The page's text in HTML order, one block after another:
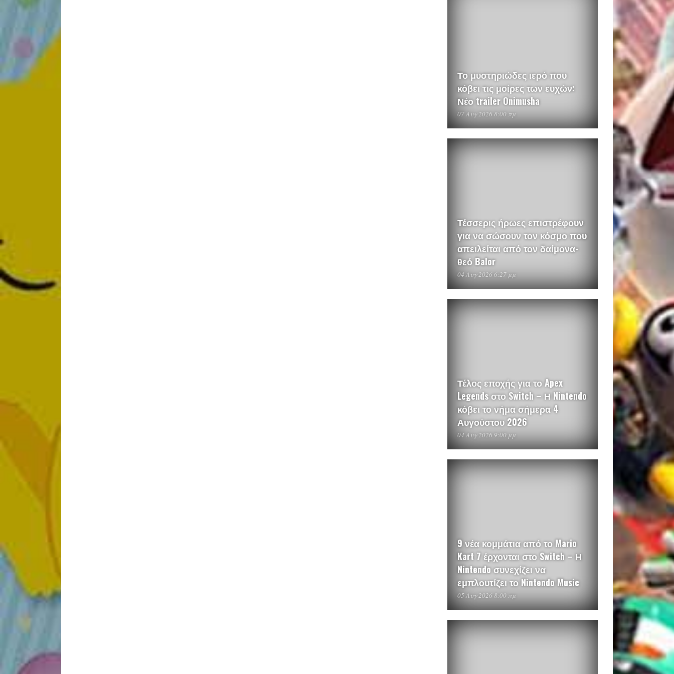
Το μυστηριώδες ιερό που
κόβει τις μοίρες των ευχών:
Νέο trailer Onimusha
07 Αυγ 2026 8:00 πμ
Τέσσερις ήρωες επιστρέφουν
για να σώσουν τον κόσμο που
απειλείται από τον δαίμονα-
θεό Balor
04 Αυγ 2026 6:27 μμ
Τέλος εποχής για το Apex
Legends στο Switch – Η Nintendo
κόβει το νήμα σήμερα 4
Αυγούστου 2026
04 Αυγ 2026 9:00 μμ
9 νέα κομμάτια από το Mario
Kart 7 έρχονται στο Switch – Η
Nintendo συνεχίζει να
εμπλουτίζει το Nintendo Music
05 Αυγ 2026 8:00 πμ